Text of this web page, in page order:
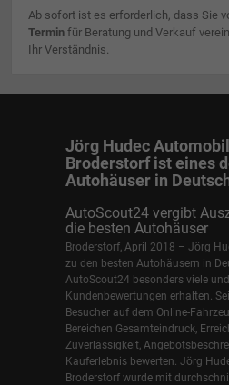
Ab sofort ist es erforderlich, dass Sie
Terminfür Beratung und Verkauf
Ihr Verständnis.
Jörg Hudec
Broderstorf ist eines
Autohäuser in
AutoScout24 vergibt
die besten Autohäuser
Broderstorf, April 2018 – Jörg
zu den besten Autohäusern in
AutoScout24 besonders viele
Kundenbewertungen erhalten.
Besucher auf dem Online-
Bereichen Gesamteindruck,
Zuverlässigkeit,
Kauferlebnis bewerten. Jörg
Broderstorf wurde mit